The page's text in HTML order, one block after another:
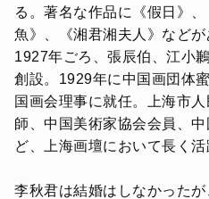
る。著名な作品に《假日》
魚》、《湘君湘夫人》などが
1927年ごろ、張辰伯、江小
創設。1929年に中国画団体
国画会理事に就任。上海市
師、中国美術家協会会員、
ど、上海画壇において長く活
李秋君は結婚はしなかった